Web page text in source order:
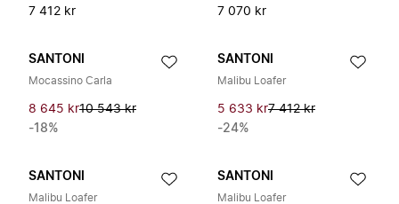
7 412 kr 7 070 kr
SANTONI
Mocassino Carla
8 645 kr10 543 kr
-18%
SANTONI
Malibu Loafer
5 633 kr7 412 kr
-24%
SANTONI
Malibu Loafer
SANTONI
Malibu Loafer